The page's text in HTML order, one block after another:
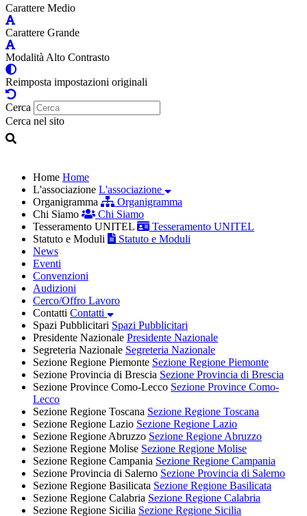
Carattere Medio
Carattere Grande
Modalità Alto Contrasto
Reimposta impostazioni originali
Cerca
Cerca nel sito
Home Home
L'associazione L'associazione
Organigramma
Organigramma
Chi Siamo
Chi Siamo
Tesseramento UNITEL
Tesseramento UNITEL
Statuto e Moduli
Statuto e Moduli
News
Eventi
Convenzioni
Audizioni
Cerco/Offro Lavoro
Contatti Contatti
Spazi Pubblicitari Spazi Pubblicitari
Presidente Nazionale Presidente Nazionale
Segreteria Nazionale Segreteria Nazionale
Sezione Regione Piemonte Sezione Regione Piemonte
Sezione Provincia di Brescia Sezione Provincia di Brescia
Sezione Province Como-Lecco Sezione Province Como-
Lecco
Sezione Regione Toscana Sezione Regione Toscana
Sezione Regione Lazio Sezione Regione Lazio
Sezione Regione Abruzzo Sezione Regione Abruzzo
Sezione Regione Molise Sezione Regione Molise
Sezione Regione Campania Sezione Regione Campania
Sezione Provincia di Salerno Sezione Provincia di Salerno
Sezione Regione Basilicata Sezione Regione Basilicata
Sezione Regione Calabria Sezione Regione Calabria
Sezione Regione Sicilia Sezione Regione Sicilia